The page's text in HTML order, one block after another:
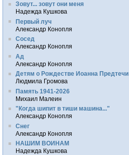
Зовут... зовут они меня
Надежда Кушкова
Первый луч
Александр Конопля
Сосед
Александр Конопля
Ад
Александр Конопля
Детям о Рождестве Иоанна Предтечи
Людмила Громова
Память 1941-2026
Михаил Малеин
"Когда шипит в тиши машина..."
Александр Конопля
Снег
Александр Конопля
НАШИМ ВОИНАМ
Надежда Кушкова